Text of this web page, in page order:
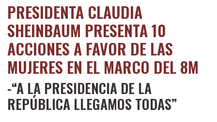
PRESIDENTA CLAUDIA
SHEINBAUM PRESENTA 10
ACCIONES A FAVOR DE LAS
MUJERES EN EL MARCO DEL 8M
-“A LA PRESIDENCIA DE LA
REPÚBLICA LLEGAMOS TODAS”